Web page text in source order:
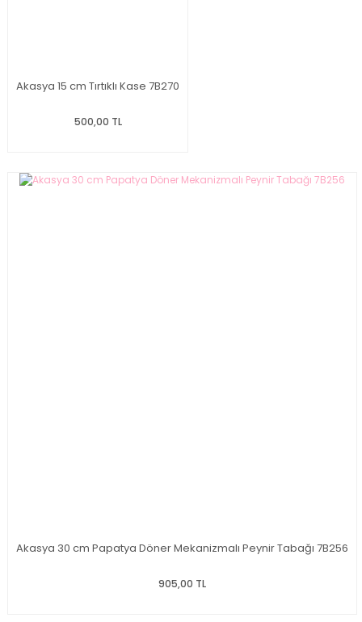
Akasya 15 cm Tırtıklı Kase 7B270
500,00 TL
Akasya 30 cm Papatya Döner Mekanizmalı Peynir Tabağı 7B256
905,00 TL